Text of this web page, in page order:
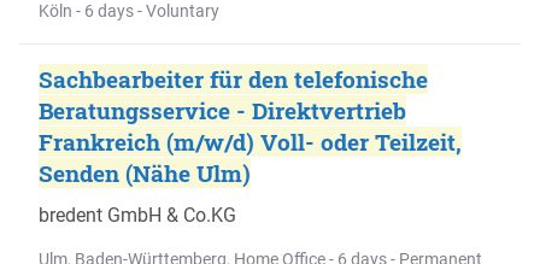
Köln - 6 days - Voluntary
Sachbearbeiter für den telefonische
Beratungsservice - Direktvertrieb
Frankreich (m/w/d) Voll- oder Teilzeit,
Senden (Nähe Ulm)
bredent GmbH & Co.KG
Ulm, Baden-Württemberg, Home Office - 6 days - Permanent